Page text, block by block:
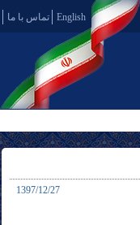
English تماس با ما
1397/12/27